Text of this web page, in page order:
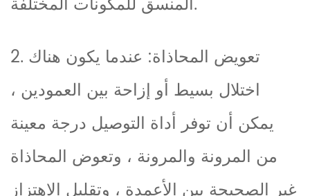
2. تعويض المحاذاة: عندما يكون هناك
اختلال بسيط أو إزاحة بين العمودين ،
يمكن أن توفر أداة التوصيل درجة معينة
من المرونة والمرونة ، وتعوض المحاذاة